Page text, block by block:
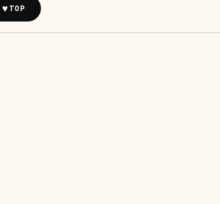
♥TOP